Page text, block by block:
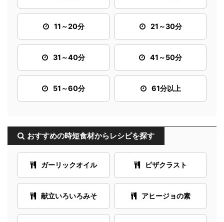
11～20分 21～30分
31～40分 41～50分
51～60分 61分以上
おすすめの時短食材からレシピを探す
ガーリックオイル ピザクラスト
献立いろいろみそ アヒージョの素